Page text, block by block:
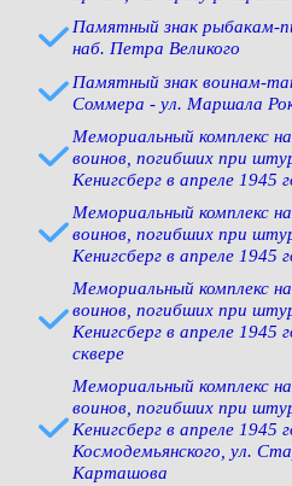
Памятный знак рыбакам-
наб. Петра Великого
Памятный знак воинам-
Соммера - ул. Маршала
Мемориальный комплекс
воинов, погибших при
Кенигсберг в апреле
Мемориальный комплекс
воинов, погибших при
Кенигсберг в апреле 1945
Мемориальный комплекс
воинов, погибших при
Кенигсберг в апреле 1945
сквере
Мемориальный комплекс
воинов, погибших при
Кенигсберг в апреле 1945
Космодемьянского, ул.
Карташова